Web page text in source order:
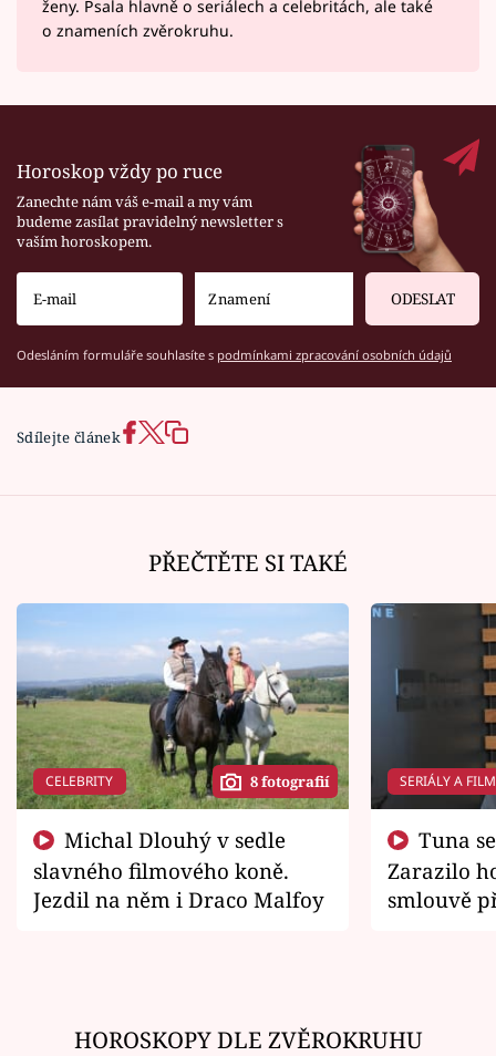
ženy. Psala hlavně o seriálech a celebritách, ale také
o znameních zvěrokruhu.
Horoskop vždy po ruce
Zanechte nám váš e-mail a my vám
budeme zasílat pravidelný newsletter s
vaším horoskopem.
ODESLAT
Odesláním formuláře souhlasíte s podmínkami zpracování osobních údajů
Sdílejte článek
PŘEČTĚTE SI TAKÉ
CELEBRITY 8 fotografií
slavného filmového koně.
Jezdil na něm i Draco Malfoy
SERIÁLY A
Zarazilo
smlouvě
HOROSKOPY DLE ZVĚROKRUHU